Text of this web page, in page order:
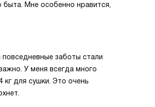
Мне особенно нравится,
заботы стали
У меня всегда много
кг для сушки. Это очень